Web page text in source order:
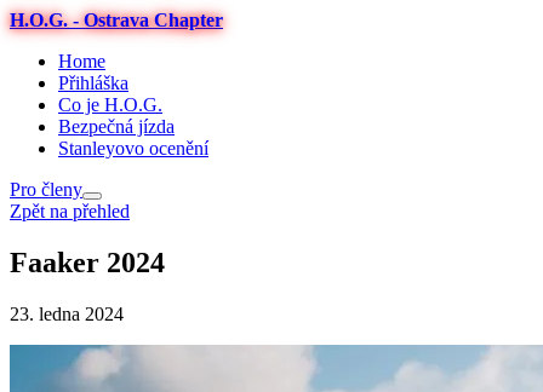
H.O.G. - Ostrava Chapter
Home
Přihláška
Co je H.O.G.
Bezpečná jízda
Stanleyovo ocenění
Pro členy
Zpět na přehled
Faaker 2024
23. ledna 2024